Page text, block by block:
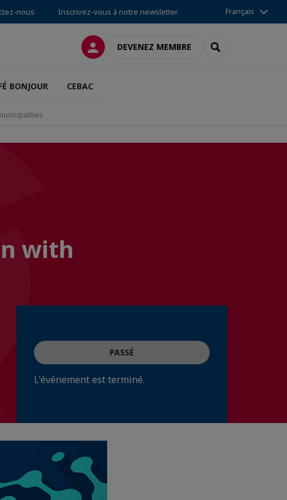
nous Inscrivez-vous à notre newsletter Français
CONNEXIONDEVENEZ MEMBRE RECHERCHER
BONJOUR CEBAC
with
PASSÉ
L'événement est terminé.